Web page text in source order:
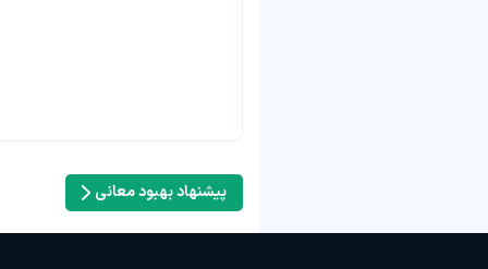
پیشنهاد بهبود معانی